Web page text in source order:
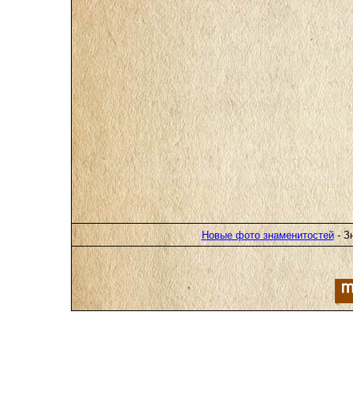
Новые фото знаменитостей-